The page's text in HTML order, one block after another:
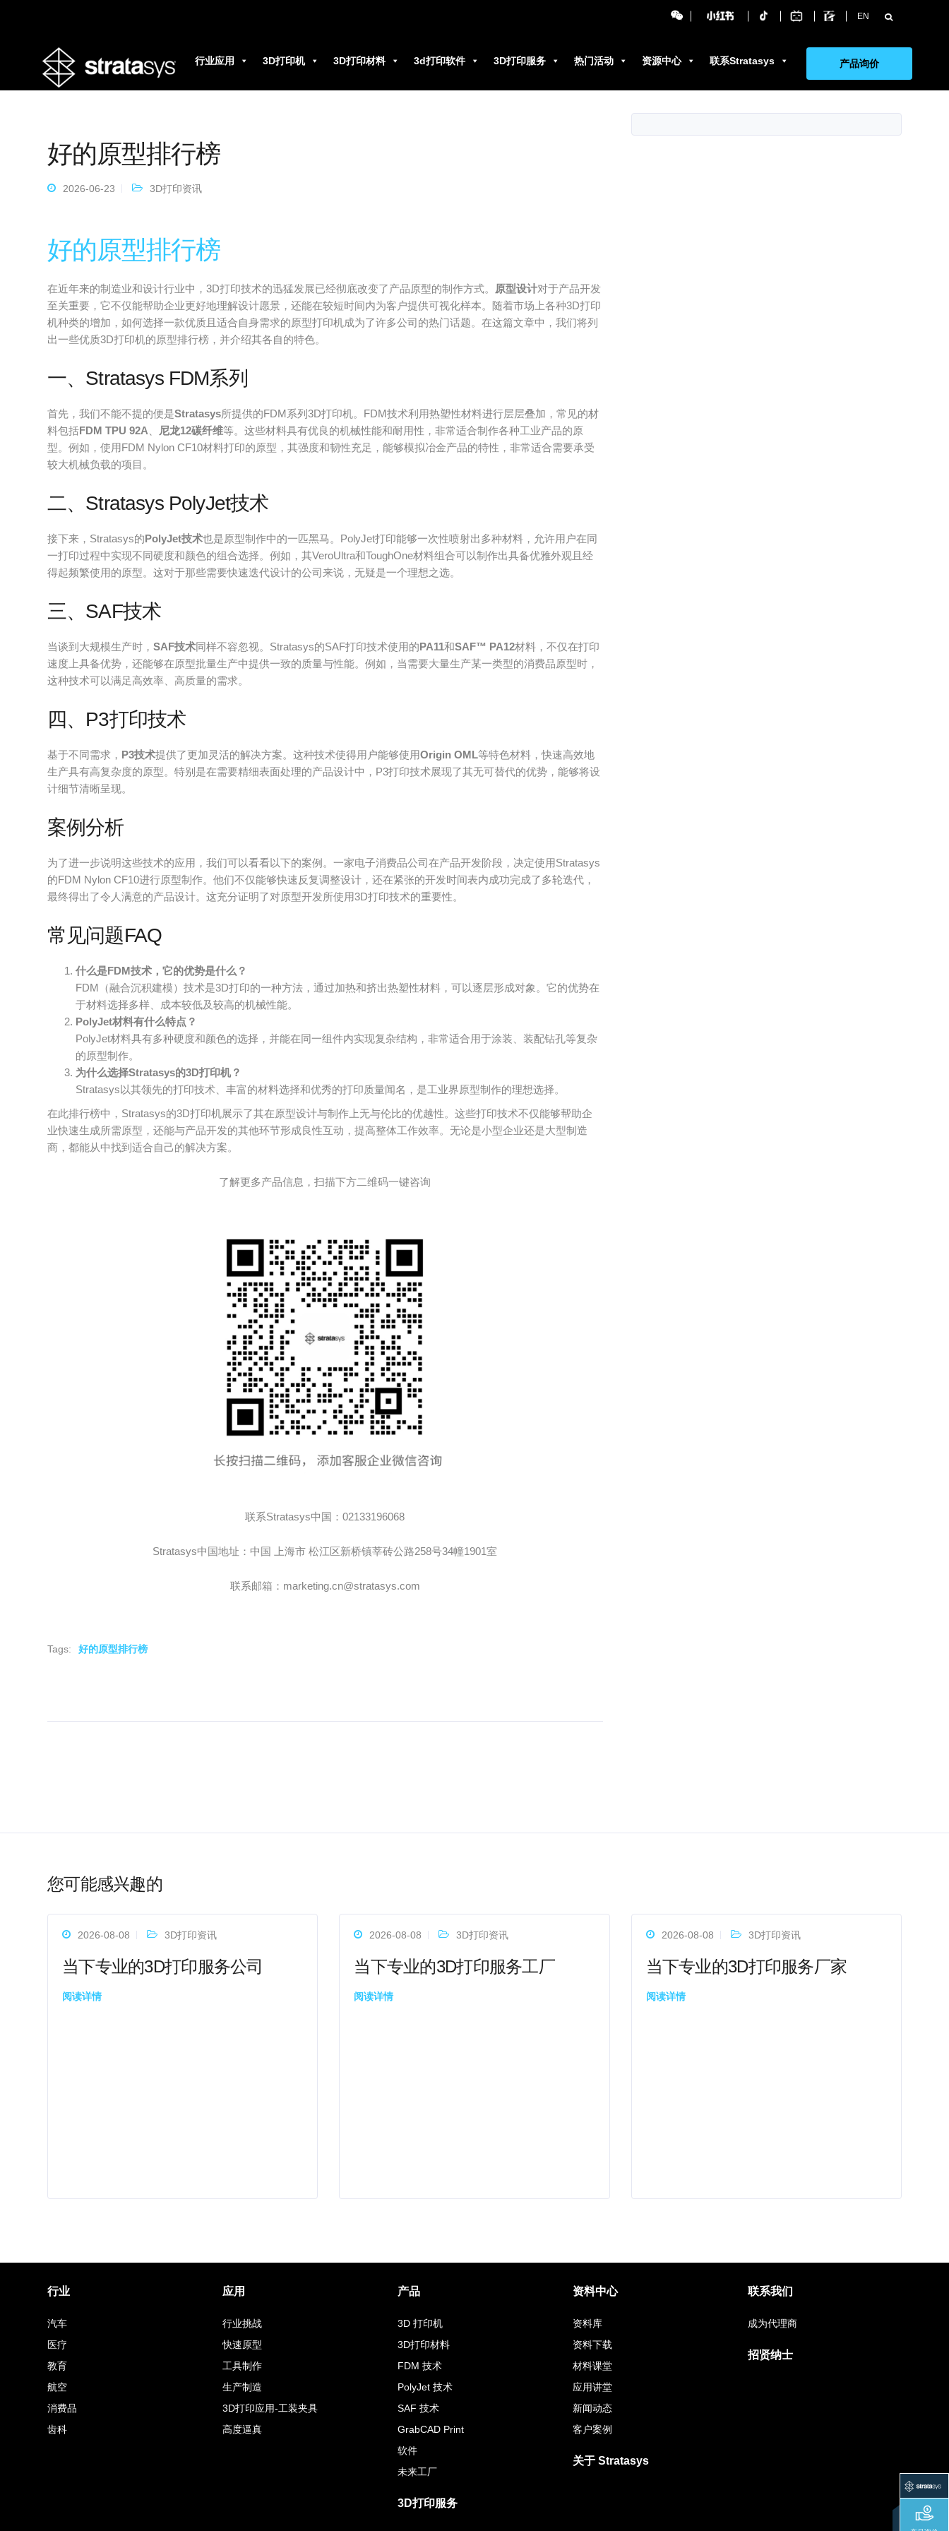
EN 搜
索：
行业应用
3D打印机 3D打印材料 3d打印软件 3D打印服务 热门活动 资源中心 联系Stratasys 产品询价
好的原型排行榜
2026-06-23 3D打印资讯
好的原型排行榜
在近年来的制造业和设计行业中，3D打印技术的迅猛发展已经彻底改变了产品原型的制作方式。 原型设计对于产品开发
至关重要，它不仅能帮助企业更好地理解设计愿景，还能在较短时间内为客户提供可视化样本。随着市场上各种3D打印
机种类的增加，如何选择一款优质且适合自身需求的原型打印机成为了许多公司的热门话题。在这篇文章中，我们将列
出一些优质3D打印机的原型排行榜，并介绍其各自的特色。
一、Stratasys FDM系列
首先，我们不能不提的便是Stratasys所提供的FDM系列3D打印机。FDM技术利用热塑性材料进行层层叠加，常见的材
料包括FDM TPU 92A 尼龙12碳纤维等。这些材料具有优良的机械性能和耐用性，非常适合制作各种工业产品的原
型。例如，使用FDM Nylon CF10材料打印的原型，其强度和韧性充足，能够模拟冶金产品的特性，非常适合需要承受
较大机械负载的项目。
二、Stratasys PolyJet技术
接下来，Stratasys的PolyJet技术也是原型制作中的一匹黑马。PolyJet打印能够一次性喷射出多种材料，允许用户在同
一打印过程中实现不同硬度和颜色的组合选择。例如，其VeroUltra和ToughOne材料组合可以制作出具备优雅外观且经
得起频繁使用的原型。这对于那些需要快速迭代设计的公司来说，无疑是一个理想之选。
三、SAF技术
当谈到大规模生产时， SAF技术同样不容忽视。Stratasys的SAF打印技术使用的PA11和SAF™ PA12材料，不仅在打印
速度上具备优势，还能够在原型批量生产中提供一致的质量与性能。例如，当需要大量生产某一类型的消费品原型时，
这种技术可以满足高效率、高质量的需求。
四、P3打印技术
基于不同需求， P3技术提供了更加灵活的解决方案。这种技术使得用户能够使用Origin OML等特色材料，快速高效地
生产具有高复杂度的原型。特别是在需要精细表面处理的产品设计中，P3打印技术展现了其无可替代的优势，能够将设
计细节清晰呈现。
案例分析
为了进一步说明这些技术的应用，我们可以看看以下的案例。一家电子消费品公司在产品开发阶段，决定使用Stratasys
的FDM Nylon CF10进行原型制作。他们不仅能够快速反复调整设计，还在紧张的开发时间表内成功完成了多轮迭代，
最终得出了令人满意的产品设计。这充分证明了对原型开发所使用3D打印技术的重要性。
常见问题FAQ
什么是FDM技术，它的优势是什么？
FDM（融合沉积建模）技术是3D打印的一种方法，通过加热和挤出热塑性材料，可以逐层形成对象。它的优势在
于材料选择多样、成本较低及较高的机械性能。
PolyJet材料有什么特点？
PolyJet材料具有多种硬度和颜色的选择，并能在同一组件内实现复杂结构，非常适合用于涂装、装配钻孔等复杂
的原型制作。
为什么选择Stratasys的3D打印机？
Stratasys以其领先的打印技术、丰富的材料选择和优秀的打印质量闻名，是工业界原型制作的理想选择。
在此排行榜中，Stratasys的3D打印机展示了其在原型设计与制作上无与伦比的优越性。这些打印技术不仅能够帮助企
业快速生成所需原型，还能与产品开发的其他环节形成良性互动，提高整体工作效率。无论是小型企业还是大型制造
商，都能从中找到适合自己的解决方案。
了解更多产品信息，扫描下方二维码一键咨询
联系Stratasys中国：02133196068
Stratasys中国地址：中国 上海市 松江区新桥镇莘砖公路258号34幢1901室
联系邮箱：marketing.cn@stratasys.com
Tags: 好的原型排行榜
您可能感兴趣的
2026-08-08 3D打印资讯
当下专业的3D打印服务公司
阅读详情
2026-08-08 3D打印资讯
当下专业的3D打印服务工厂
阅读详情
2026-08-08 3D打印资讯
当下专业的3D打印服务厂家
阅读详情
行业
汽车
医疗
教育
航空
消费品
齿科
应用
行业挑战
快速原型
工具制作
生产制造
3D打印应用-工装夹具
高度逼真
产品
3D 打印机
3D打印材料
FDM 技术
PolyJet 技术
SAF 技术
GrabCAD Print
软件
未来工厂
3D打印服务
资料中心
资料库
资料下载
材料课堂
应用讲堂
新闻动态
客户案例
关于 Stratasys
联系我们
成为代理商
招贤纳士